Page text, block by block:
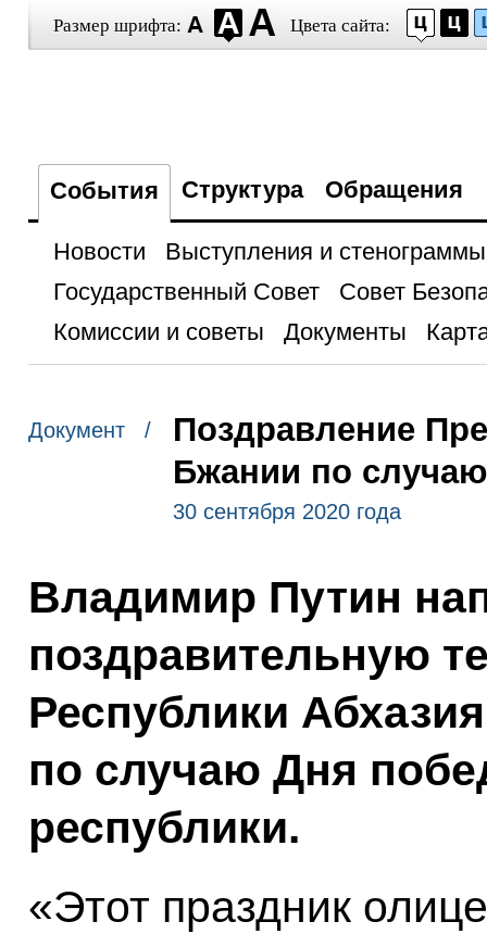
Размер шрифта: Цвета сайта:
События Структура Обращения
Новости
Выступления и стенограммы
Государственный Совет
Совет
Комиссии и советы
Документы
Документ /
Поздравление
Бжании по
30 сентября 2020 года
Владимир Путин
поздравительную
Республики
по случаю Дня
республики.
«Этот праздник